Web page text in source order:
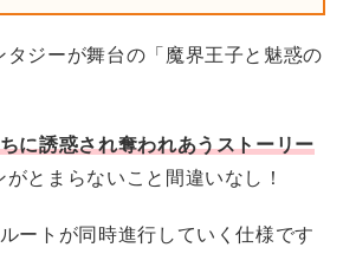
タジーが舞台の「魔界王子と魅惑の
に誘惑され奪われあうストーリー
とまらないこと間違いなし！
ートが同時進行していく仕様です